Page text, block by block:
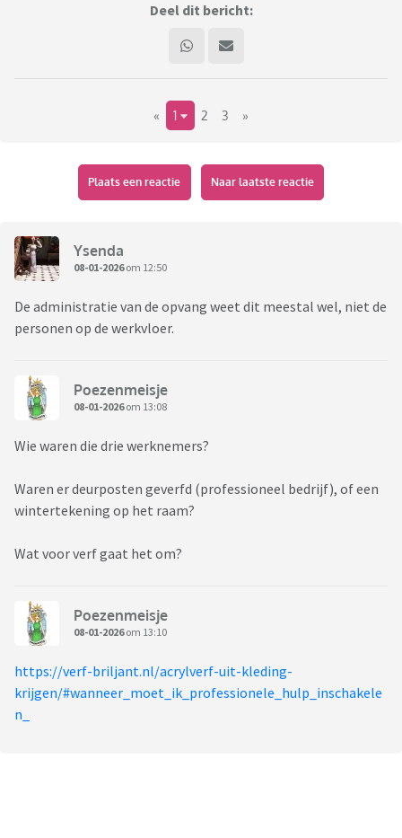
Deel dit bericht:
« 1 2 3 »
Plaats een reactie Naar laatste reactie
Ysenda
08-01-2026om 12:50
De administratie van de opvang weet dit meestal wel, niet de
personen op de werkvloer.
Poezenmeisje
08-01-2026om 13:08
Wie waren die drie werknemers?
Waren er deurposten geverfd (professioneel bedrijf), of een
wintertekening op het raam?
Wat voor verf gaat het om?
Poezenmeisje
08-01-2026om 13:10
https://verf-briljant.nl/acrylverf-uit-kleding-
krijgen/#wanneer_moet_ik_professionele_hulp_inschakele
n_